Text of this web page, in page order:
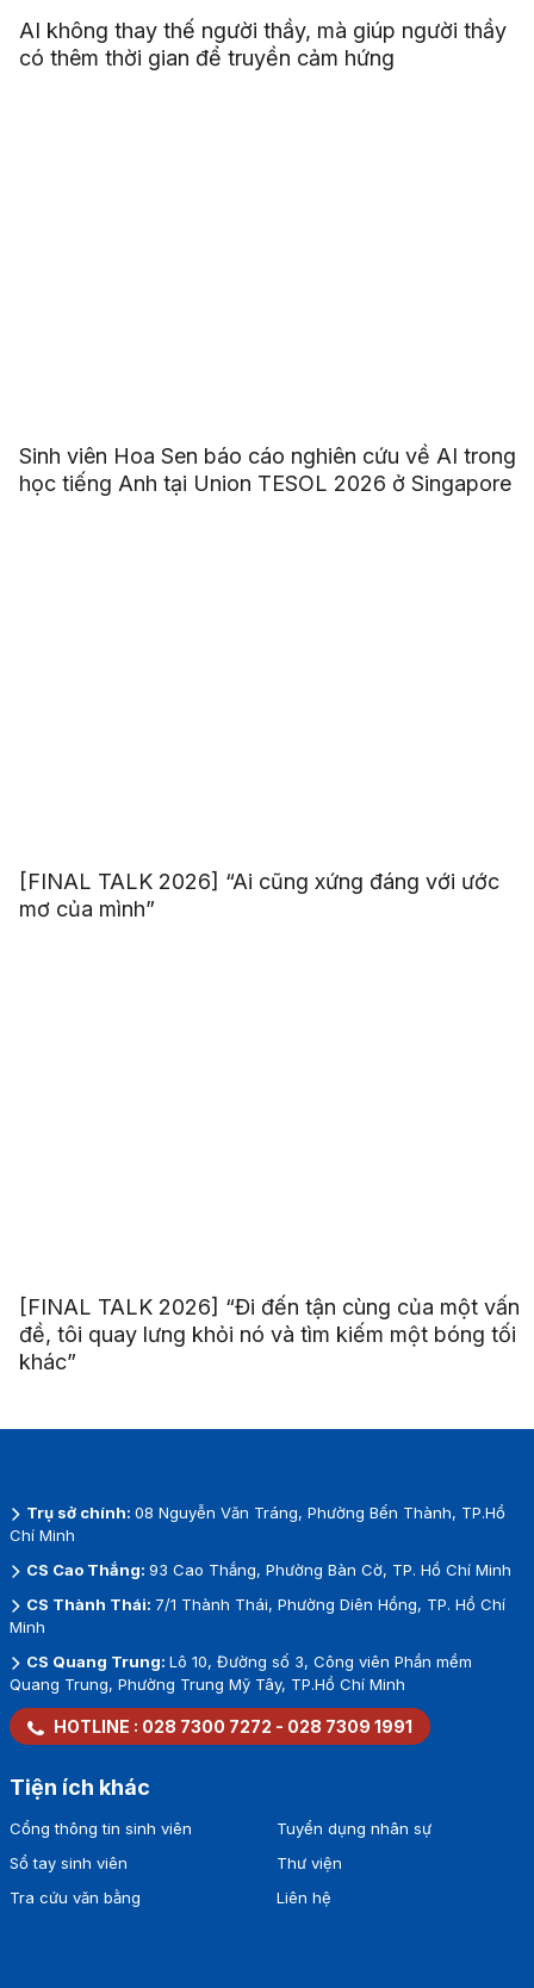
AI không thay thế người thầy, mà giúp người thầy
có thêm thời gian để truyền cảm hứng
Sinh viên Hoa Sen báo cáo nghiên cứu về AI trong
học tiếng Anh tại Union TESOL 2026 ở Singapore
[FINAL TALK 2026] “Ai cũng xứng đáng với ước
mơ của mình”
[FINAL TALK 2026] “Đi đến tận cùng của một vấn
đề, tôi quay lưng khỏi nó và tìm kiếm một bóng tối
khác”
Trụ sở chính: 08 Nguyễn Văn Tráng, Phường Bến Thành, TP.Hồ
Chí Minh
CS Cao Thắng: 93 Cao Thắng, Phường Bàn Cờ, TP. Hồ Chí Minh
CS Thành Thái: 7/1 Thành Thái, Phường Diên Hồng, TP. Hồ Chí
Minh
CS Quang Trung: Lô 10, Đường số 3, Công viên Phần mềm
Quang Trung, Phường Trung Mỹ Tây, TP.Hồ Chí Minh
HOTLINE : 028 7300 7272 - 028 7309 1991
Tiện ích khác
Cổng thông tin sinh viên
Sổ tay sinh viên
Tra cứu văn bằng
Tuyển dụng nhân sự
Thư viện
Liên hệ